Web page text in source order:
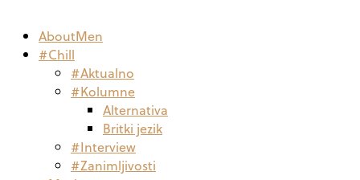
AboutMen
#Chill
#Aktualno
#Kolumne
Alternativa
Britki jezik
#Interview
#Zanimljivosti